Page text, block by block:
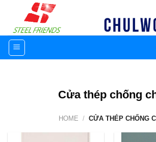
content
Cửa thép chống
HOME / CỬA THÉP CHỐNG